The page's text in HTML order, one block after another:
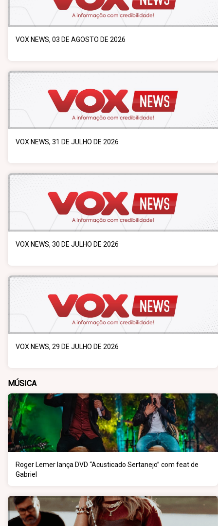
VOX NEWS, 03 DE AGOSTO DE 2026
VOX NEWS, 31 DE JULHO DE 2026
VOX NEWS, 30 DE JULHO DE 2026
VOX NEWS, 29 DE JULHO DE 2026
MÚSICA
Roger Lemer lança DVD “Acusticado Sertanejo” com feat de
Gabriel